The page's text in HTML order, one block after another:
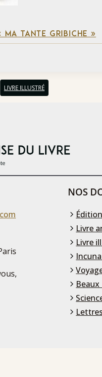
MA TANTE GRIBICHE »
LIVRE ILLUSTRÉ
NOS
Livre
Livre